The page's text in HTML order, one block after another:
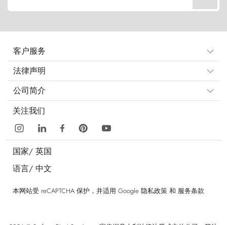
客户服务
法律声明
公司简介
关注我们
国家/ 英国
语言/ 中文
本网站受 reCAPTCHA 保护，并适用 Google 隐私政策 和 服务条款